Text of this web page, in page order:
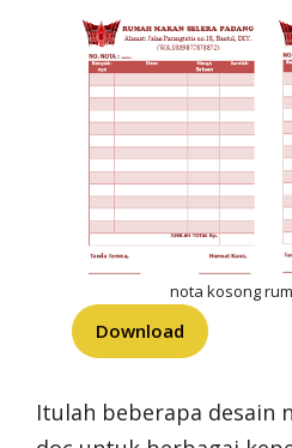
nota kosong
Download
Itulah beberapa desain